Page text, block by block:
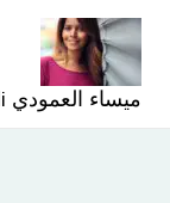
تخطي
المحتوى
ميساء العمودي Maysaa Alamoudi